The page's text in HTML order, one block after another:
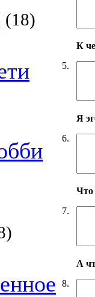
(18)
5.
К
6.
Я
7.
Что
8.
А